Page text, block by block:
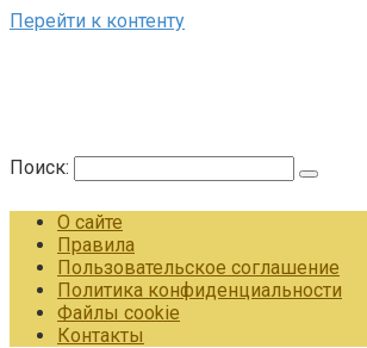
Перейти к контенту
Поиск:
О сайте
Правила
Пользовательское соглашение
Политика конфиденциальности
Файлы cookie
Контакты